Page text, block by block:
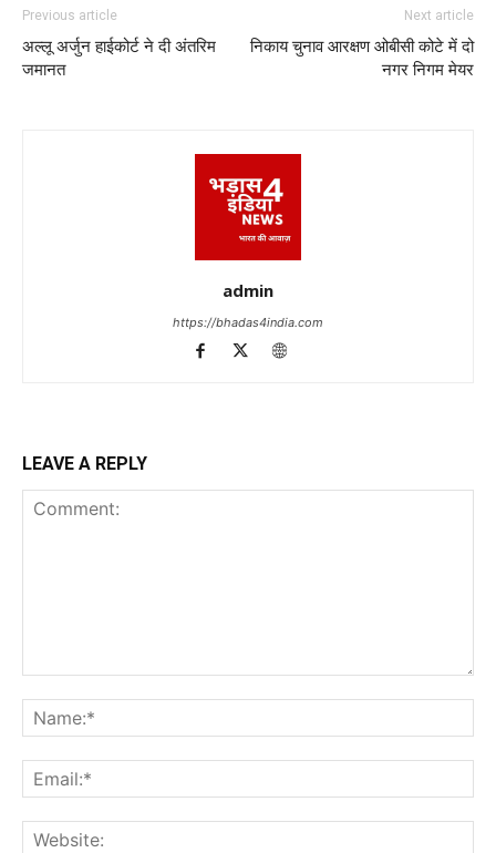
Previous article
अल्लू अर्जुन हाईकोर्ट ने दी अंतरिम
जमानत
Next article
निकाय चुनाव आरक्षण ओबीसी कोटे में दो
नगर निगम मेयर
admin
https://bhadas4india.com
LEAVE A REPLY